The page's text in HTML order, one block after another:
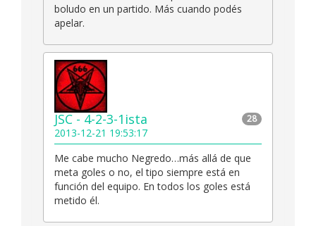
boludo en un partido. Más cuando podés
apelar.
28
JSC - 4-2-3-1ista
2013-12-21 19:53:17
Me cabe mucho Negredo…más allá de que
meta goles o no, el tipo siempre está en
función del equipo. En todos los goles está
metido él.